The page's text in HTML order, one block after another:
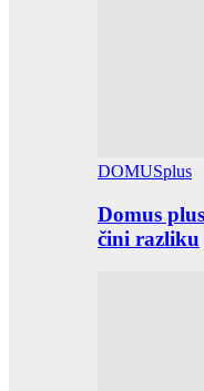
DOMUSplus
Domus
čini razliku